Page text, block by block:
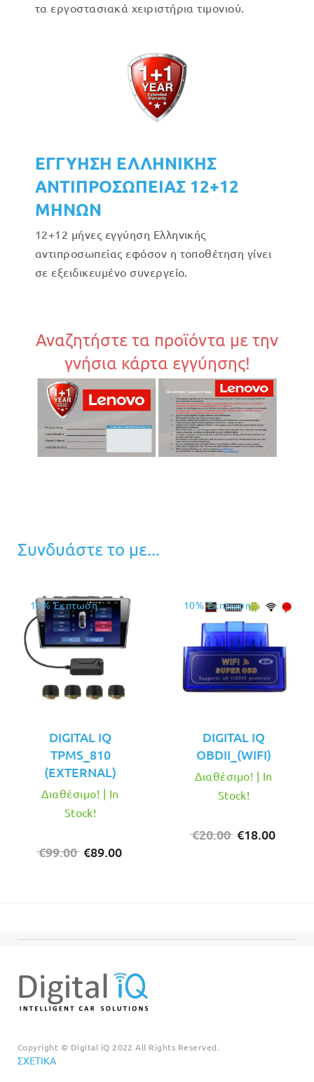
τα εργοστασιακά χειριστήρια τιμονιού.
ΕΓΓΥΗΣΗ ΕΛΛΗΝΙΚΗΣ
ΑΝΤΙΠΡΟΣΩΠΕΙΑΣ 12+12
ΜΗΝΩΝ
12+12 μήνες εγγύηση Ελληνικής
αντιπροσωπείας εφόσον η τοποθέτηση γίνει
σε εξειδικευμένο συνεργείο.
Αναζητήστε τα προϊόντα με την
γνήσια κάρτα εγγύησης!
Συνδυάστε το με...
10% Έκπτωση
DIGITAL IQ
TPMS_810
(EXTERNAL)
€99.00 Original
€89.00
Διαθέσιμο! | In
Stock!
10% Έκπτωση
DIGITAL IQ
OBDII_(WIFI)
€20.00 Original
€18.00
Διαθέσιμο! | In
Stock!
Copyright © Digital iQ 2022 All Rights Reserved.
ΣΧΕΤΙΚΆ